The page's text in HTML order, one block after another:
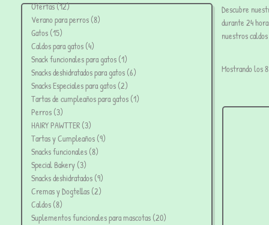
Ofertas 12
Verano para perros 8
Gatos 15
Caldos para gatos 4
Snack funcionales para gatos 1
Snacks deshidratados para gatos 6
Snacks Especiales para gatos 2
Tartas de cumpleaños para gatos 1
Perros 3
HAIRY PAWTTER 3
Tartas y Cumpleaños 9
Snacks funcionales 8
Special Bakery 3
Snacks deshidratados 9
Cremas y Dogtellas 2
Caldos 8
Suplementos funcionales para mascotas 20
Descubre
durante 24
nuestros
Mostrando los